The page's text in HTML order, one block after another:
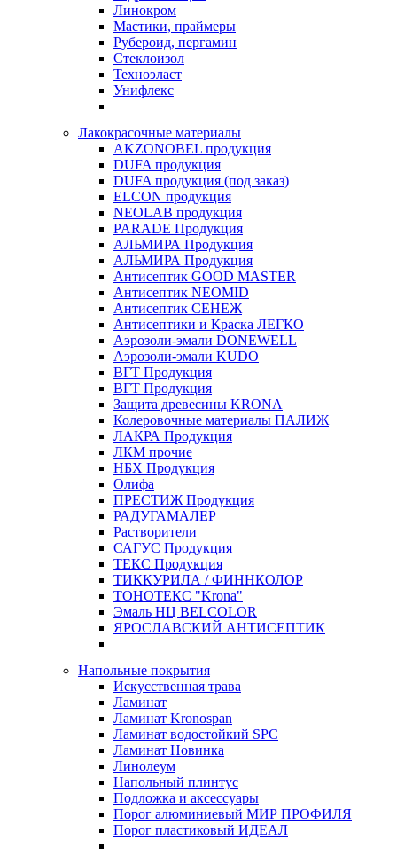
Линокром
Мастики, праймеры
Рубероид, пергамин
Стеклоизол
Техноэласт
Унифлекс
Лакокрасочные материалы
AKZONOBEL продукция
DUFA продукция
DUFA продукция (под заказ)
ELCON продукция
NEOLAB продукция
PARADE Продукция
АЛЬМИРА Продукция
АЛЬМИРА Продукция
Антисептик GOOD MASTER
Антисептик NEOMID
Антисептик СЕНЕЖ
Антисептики и Краска ЛЕГКО
Аэрозоли-эмали DONEWELL
Аэрозоли-эмали KUDO
ВГТ Продукция
ВГТ Продукция
Защита древесины KRONA
Колеровочные материалы ПАЛИЖ
ЛАКРА Продукция
ЛКМ прочие
НБХ Продукция
Олифа
ПРЕСТИЖ Продукция
РАДУГАМАЛЕР
Растворители
САГУС Продукция
ТЕКС Продукция
ТИККУРИЛА / ФИННКОЛОР
ТОНОТЕКС "Krona"
Эмаль НЦ BELCOLOR
ЯРОСЛАВСКИЙ АНТИСЕПТИК
Напольные покрытия
Искусственная трава
Ламинат
Ламинат Kronospan
Ламинат водостойкий SPC
Ламинат Новинка
Линолеум
Напольный плинтус
Подложка и аксессуары
Порог алюминиевый МИР ПРОФИЛЯ
Порог пластиковый ИДЕАЛ